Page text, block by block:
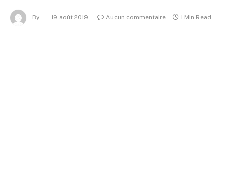
By 19 août 2019 Aucun commentaire 1 Min Read